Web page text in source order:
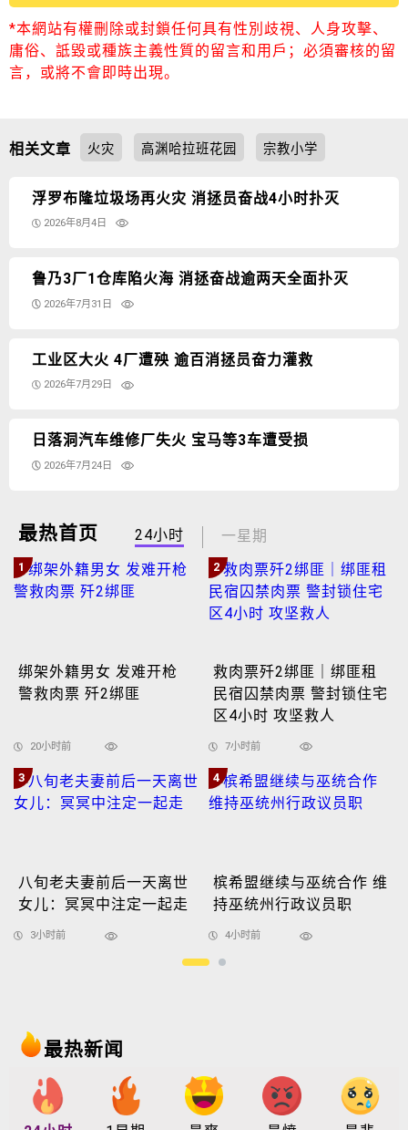
*本網站有權刪除或封鎖任何具有性別歧視、人身攻擊、
庸俗、詆毀或種族主義性質的留言和用戶；必須審核的留
言，或將不會即時出現。
相关文章 火灾 高渊哈拉班花园 宗教小学
浮罗布隆垃圾场再火灾 消拯员奋战4小时扑灭
2026年8月4日
鲁乃3厂1仓库陷火海 消拯奋战逾两天全面扑灭
2026年7月31日
工业区大火 4厂遭殃 逾百消拯员奋力灌救
2026年7月29日
日落洞汽车维修厂失火 宝马等3车遭受损
2026年7月24日
最热首页 24小时 一星期
1
绑架外籍男女 发难开枪
警救肉票 歼2绑匪
20小时前
2
救肉票歼2绑匪｜绑匪租
民宿囚禁肉票 警封锁住宅
区4小时 攻坚救人
7小时前
3
八旬老夫妻前后一天离世
女儿：冥冥中注定一起走
3小时前
4
槟希盟继续与巫统合作 维
持巫统州行政议员职
4小时前
最热新闻